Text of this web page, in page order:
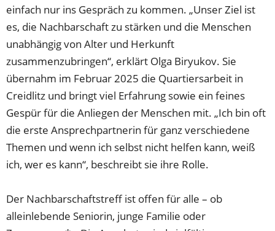
einfach nur ins Gespräch zu kommen. „Unser Ziel ist
es, die Nachbarschaft zu stärken und die Menschen
unabhängig von Alter und Herkunft
zusammenzubringen“, erklärt Olga Biryukov. Sie
übernahm im Februar 2025 die Quartiersarbeit in
Creidlitz und bringt viel Erfahrung sowie ein feines
Gespür für die Anliegen der Menschen mit. „Ich bin oft
die erste Ansprechpartnerin für ganz verschiedene
Themen und wenn ich selbst nicht helfen kann, weiß
ich, wer es kann“, beschreibt sie ihre Rolle.
Der Nachbarschaftstreff ist offen für alle – ob
alleinlebende Seniorin, junge Familie oder